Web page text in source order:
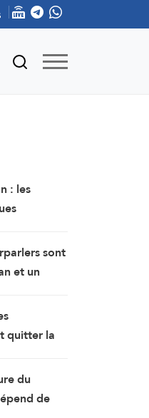
: les
depuissont
et un
quitter la
du
de